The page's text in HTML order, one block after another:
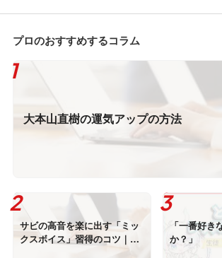
プロのおすすめするコラム
大本山直樹の運気アップの方法
サビの高音を楽に出す「ミッ
クスボイス」習得のコツ｜ボ
「一番好き
か？」